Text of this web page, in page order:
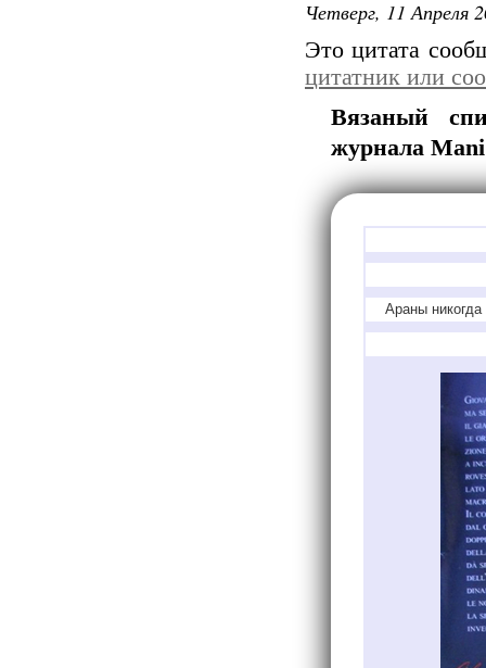
Четверг, 11 Апреля
Это цитата
цитатник или
Вязаный
журнала Mani
Араны